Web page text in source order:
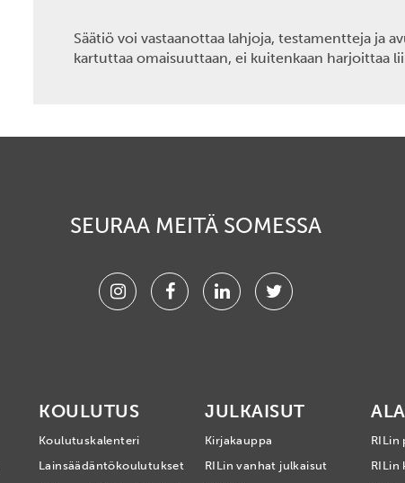
Säätiö voi vastaanottaa lahjoja, testamentteja ja
kartuttaa omaisuuttaan, ei kuitenkaan harjoittaa
SEURAA MEITÄ SOMESSA
InstagramFacebookLinkedinTwitter
KOULUTUS
Koulutuskalenteri
Lainsäädäntökoulutukset
JULKAISUT
Kirjakauppa
RILin vanhat julkaisut
RILin
RILin